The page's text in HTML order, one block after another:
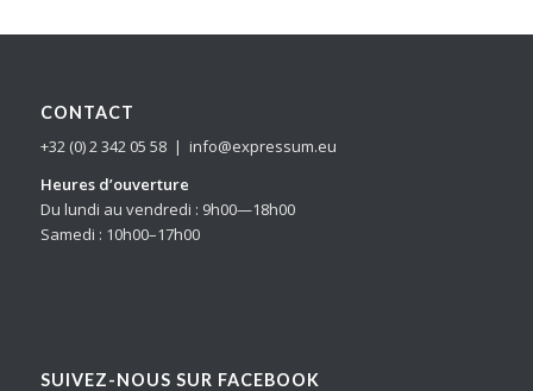
CONTACT
+32 (0) 2 342 05 58 | info@expressum.eu
Heures d’ouverture
Du lundi au vendredi : 9h00—18h00
Samedi : 10h00–17h00
SUIVEZ-NOUS SUR FACEBOOK